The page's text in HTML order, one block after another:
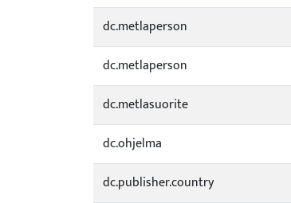
dc.metlaperson
dc.metlaperson
dc.metlasuorite
dc.ohjelma
dc.publisher.country